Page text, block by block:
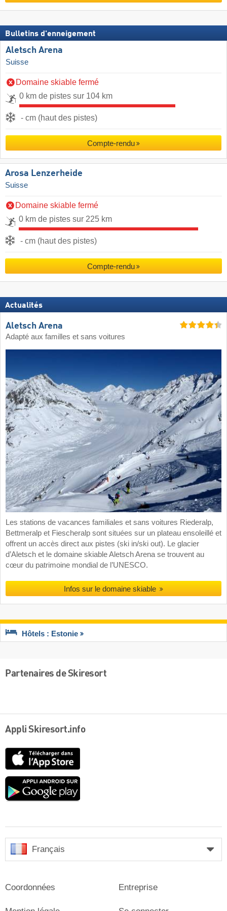
Bulletins d'enneigement
Aletsch Arena
Suisse
Domaine skiable fermé
0 km de pistes sur 104 km
- cm (haut des pistes)
Compte-rendu
Arosa Lenzerheide
Suisse
Domaine skiable fermé
0 km de pistes sur 225 km
- cm (haut des pistes)
Compte-rendu
Actualités
Aletsch Arena
Adapté aux familles et sans voitures
Les stations de vacances familiales et sans voitures Riederalp,
Bettmeralp et Fiescheralp sont situées sur un plateau ensoleillé et
offrent un accès direct aux pistes (ski in/ski out). Le glacier
d’Aletsch et le domaine skiable Aletsch Arena se trouvent au
cœur du patrimoine mondial de l’UNESCO.
Infos sur le domaine skiable
Hôtels : Estonie
Partenaires de Skiresort
Appli Skiresort.info
Google
Français
Coordonnées Entreprise